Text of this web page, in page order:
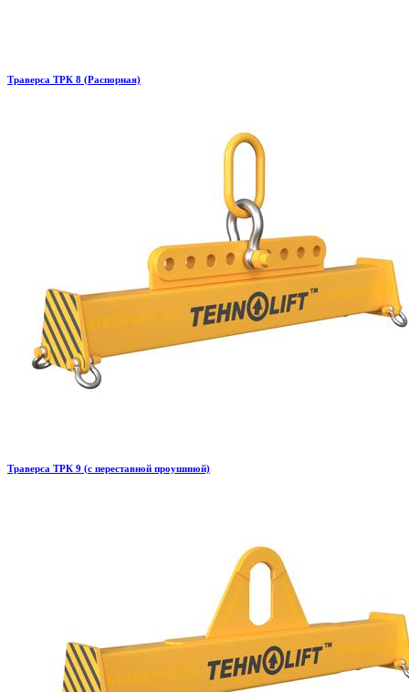
Траверса ТРК 8 (Распорная)
Траверса ТРК 9 (с переставной проушиной)